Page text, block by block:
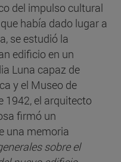
del impulso cultural
había dado lugar a
se estudió la
edificio en un
Luna capaz de
y el Museo de
1942, el arquitecto
firmó un
una memoria
sobre el